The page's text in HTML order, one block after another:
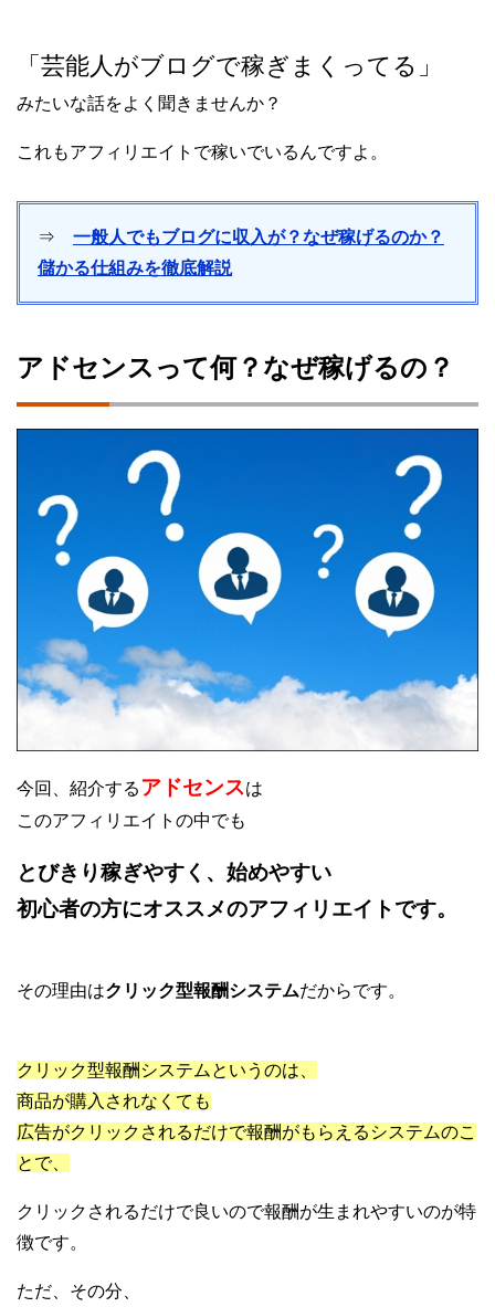
「芸能人がブログで稼ぎまくってる」
みたいな話をよく聞きませんか？
これもアフィリエイトで稼いでいるんですよ。
⇒ 一般人でもブログに収入が？なぜ稼げるのか？
儲かる仕組みを徹底解説
アドセンスって何？なぜ稼げるの？
今回、紹介するアドセンスは
このアフィリエイトの中でも
とびきり稼ぎやすく、始めやすい
初心者の方にオススメのアフィリエイトです。
その理由はクリック型報酬システムだからです。
クリック型報酬システムというのは、
商品が購入されなくても
広告がクリックされるだけで報酬がもらえるシステムのこ
とで、
クリックされるだけで良いので報酬が生まれやすいのが特
徴です。
ただ、その分、